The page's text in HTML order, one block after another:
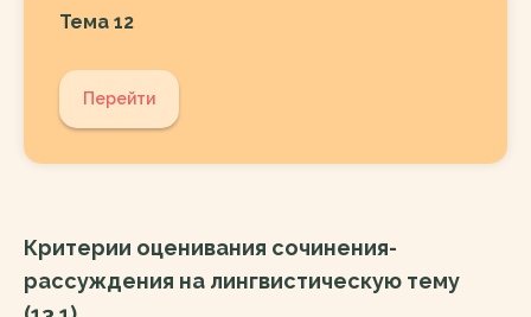
Тема 12
Перейти
Критерии оценивания сочинения-
рассуждения на лингвистическую тему